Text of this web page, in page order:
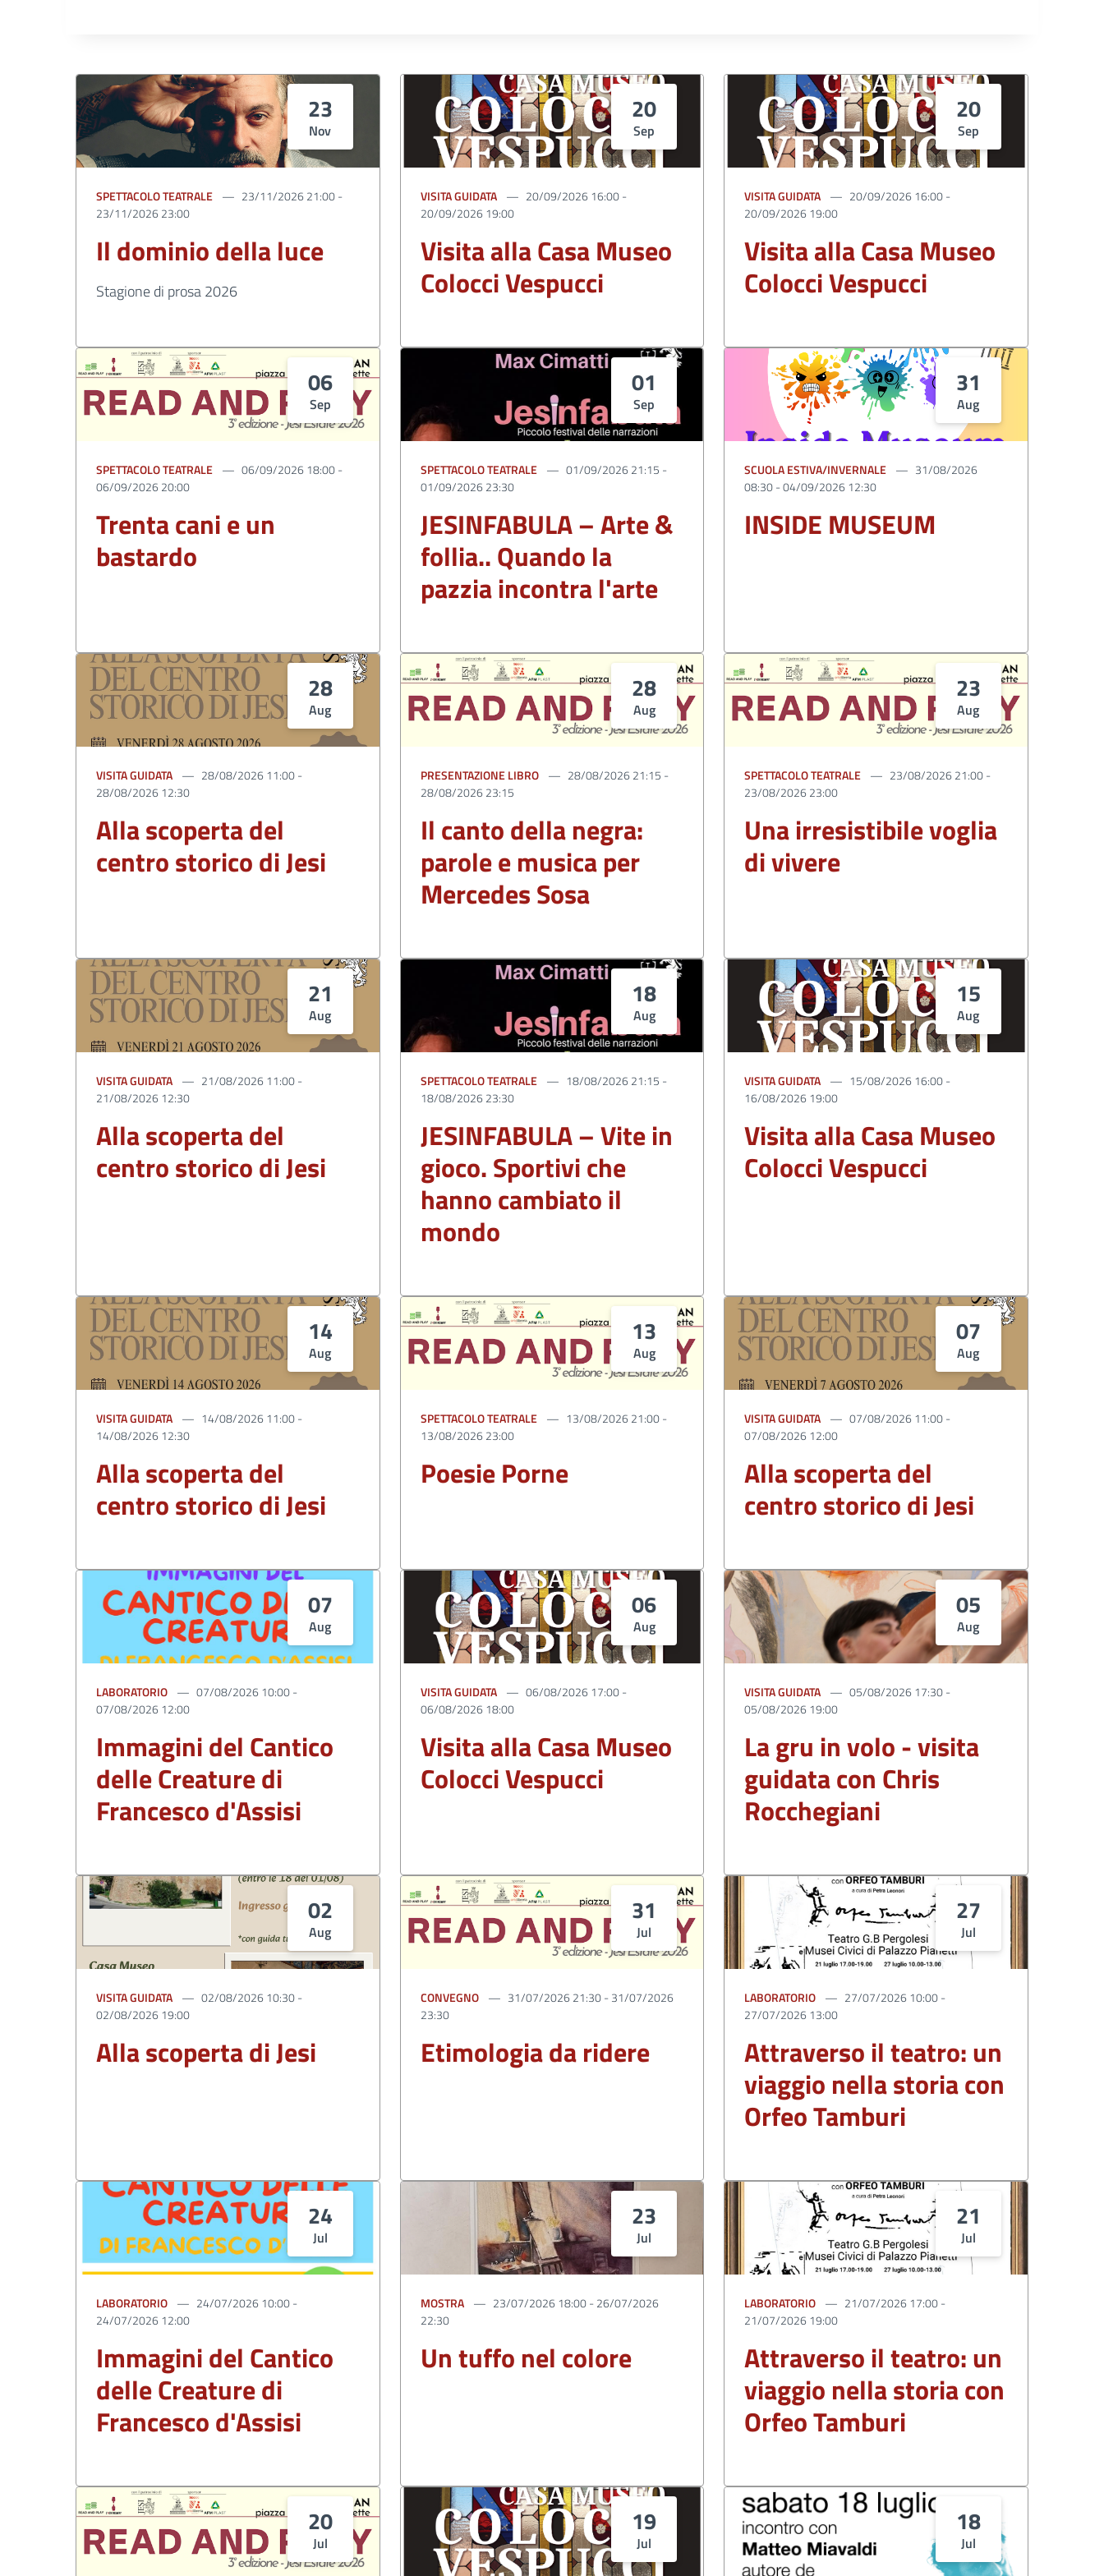
23
Nov
SPETTACOLO TEATRALE
23/11/2026 21:00 -
23/11/2026 23:00
Il dominio della luce
Stagione di prosa 2026
20
Sep
VISITA GUIDATA
20/09/2026 16:00 -
20/09/2026 19:00
Visita alla Casa Museo
Colocci Vespucci
20
Sep
VISITA GUIDATA
20/09/2026 16:00 -
20/09/2026 19:00
Visita alla Casa Museo
Colocci Vespucci
06
Sep
SPETTACOLO TEATRALE
06/09/2026 18:00 -
06/09/2026 20:00
Trenta cani e un
bastardo
01
Sep
SPETTACOLO TEATRALE
01/09/2026 21:15 -
01/09/2026 23:30
JESINFABULA – Arte &
follia.. Quando la
pazzia incontra l'arte
31
Aug
SCUOLA ESTIVA/INVERNALE
31/08/2026
08:30 - 04/09/2026 12:30
INSIDE MUSEUM
28
Aug
VISITA GUIDATA
28/08/2026 11:00 -
28/08/2026 12:30
Alla scoperta del
centro storico di Jesi
28
Aug
PRESENTAZIONE LIBRO
28/08/2026 21:15 -
28/08/2026 23:15
Il canto della negra:
parole e musica per
Mercedes Sosa
23
Aug
SPETTACOLO TEATRALE
23/08/2026 21:00 -
23/08/2026 23:00
Una irresistibile voglia
di vivere
21
Aug
VISITA GUIDATA
21/08/2026 11:00 -
21/08/2026 12:30
Alla scoperta del
centro storico di Jesi
18
Aug
SPETTACOLO TEATRALE
18/08/2026 21:15 -
18/08/2026 23:30
JESINFABULA – Vite in
gioco. Sportivi che
hanno cambiato il
mondo
15
Aug
VISITA GUIDATA
15/08/2026 16:00 -
16/08/2026 19:00
Visita alla Casa Museo
Colocci Vespucci
14
Aug
VISITA GUIDATA
14/08/2026 11:00 -
14/08/2026 12:30
Alla scoperta del
centro storico di Jesi
13
Aug
SPETTACOLO TEATRALE
13/08/2026 21:00 -
13/08/2026 23:00
Poesie Porne
07
Aug
VISITA GUIDATA
07/08/2026 11:00 -
07/08/2026 12:00
Alla scoperta del
centro storico di Jesi
07
Aug
LABORATORIO
07/08/2026 10:00 -
07/08/2026 12:00
Immagini del Cantico
delle Creature di
Francesco d'Assisi
06
Aug
VISITA GUIDATA
06/08/2026 17:00 -
06/08/2026 18:00
Visita alla Casa Museo
Colocci Vespucci
05
Aug
VISITA GUIDATA
05/08/2026 17:30 -
05/08/2026 19:00
La gru in volo - visita
guidata con Chris
Rocchegiani
02
Aug
VISITA GUIDATA
02/08/2026 10:30 -
02/08/2026 19:00
Alla scoperta di Jesi
31
Jul
CONVEGNO
31/07/2026 21:30 - 31/07/2026
23:30
Etimologia da ridere
27
Jul
LABORATORIO
27/07/2026 10:00 -
27/07/2026 13:00
Attraverso il teatro: un
viaggio nella storia con
Orfeo Tamburi
24
Jul
LABORATORIO
24/07/2026 10:00 -
24/07/2026 12:00
Immagini del Cantico
delle Creature di
Francesco d'Assisi
23
Jul
MOSTRA
23/07/2026 18:00 - 26/07/2026
22:30
Un tuffo nel colore
21
Jul
LABORATORIO
21/07/2026 17:00 -
21/07/2026 19:00
Attraverso il teatro: un
viaggio nella storia con
Orfeo Tamburi
20
Jul
19
Jul
18
Jul